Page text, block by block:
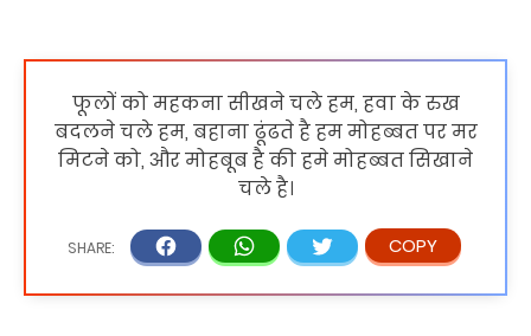
फूलों को महकना सीखने चले हम, हवा के रुख
बदलने चले हम, बहाना ढूंढते है हम मोहब्बत पर मर
मिटने को, और मोहबूब है की हमे मोहब्बत सिखाने
चले है।